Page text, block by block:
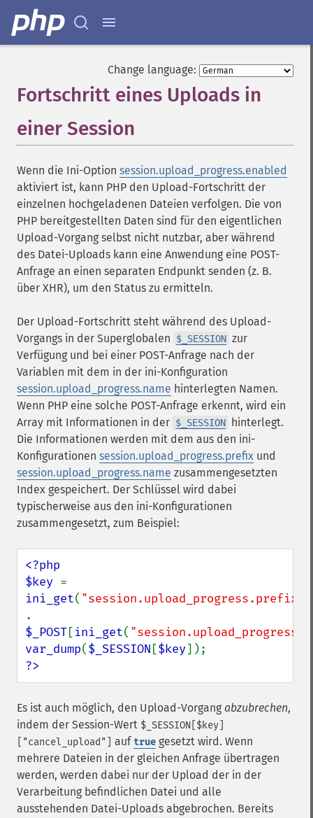
Change language:
Fortschritt eines Uploads in
einer Session
Wenn die Ini-Option session.upload_progress.enabled
aktiviert ist, kann PHP den Upload-Fortschritt der
einzelnen hochgeladenen Dateien verfolgen. Die von
PHP bereitgestellten Daten sind für den eigentlichen
Upload-Vorgang selbst nicht nutzbar, aber während
des Datei-Uploads kann eine Anwendung eine POST-
Anfrage an einen separaten Endpunkt senden (z. B.
über XHR), um den Status zu ermitteln.
Der Upload-Fortschritt steht während des Upload-
Vorgangs in der Superglobalen
$_SESSION zur
Verfügung und bei einer POST-Anfrage nach der
Variablen mit dem in der ini-Konfiguration
session.upload_progress.name hinterlegten Namen.
Wenn PHP eine solche POST-Anfrage erkennt, wird ein
Array mit Informationen in der $_SESSION hinterlegt.
Die Informationen werden mit dem aus den ini-
Konfigurationen session.upload_progress.prefix und
session.upload_progress.name zusammengesetzten
Index gespeichert. Der Schlüssel wird dabei
typischerweise aus den ini-Konfigurationen
zusammengesetzt, zum Beispiel:
<?php
$key
ini_get( "session.upload_progress.prefix"
$_POST[ini_get(
var_dump($_SESSION [$key
?>
Es ist auch möglich, den Upload-Vorgang abzubrechen,
indem der Session-Wert $_SESSION[$key]
["cancel_upload"]
auftrue gesetzt wird. Wenn
mehrere Dateien in der gleichen Anfrage übertragen
werden, werden dabei nur der Upload der in der
Verarbeitung befindlichen Datei und alle
ausstehenden Datei-Uploads abgebrochen. Bereits